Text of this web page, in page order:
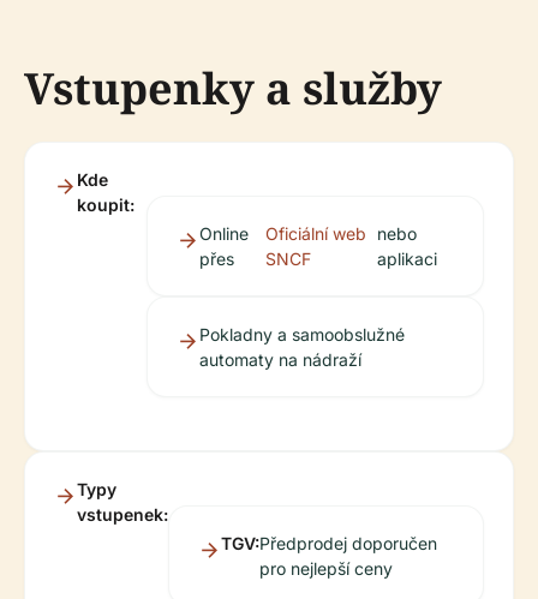
Vstupenky a služby
Kde
koupit:
Online
přes
Oficiální web
SNCF
nebo
aplikaci
Pokladny a samoobslužné
automaty na nádraží
Typy
vstupenek:
TGV:Předprodej doporučen
pro nejlepší ceny